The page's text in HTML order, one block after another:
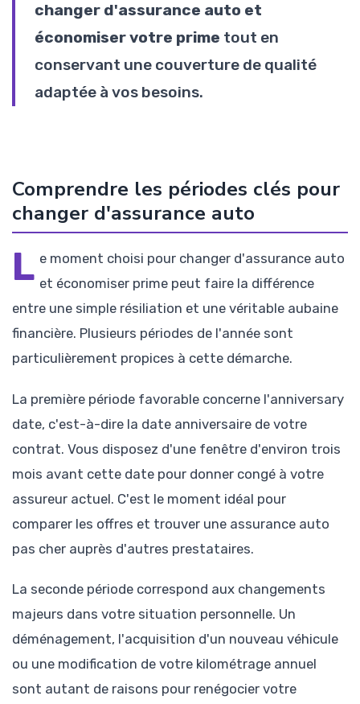
changer d'assurance auto et
économiser votre prime tout en
conservant une couverture de qualité
adaptée à vos besoins.
Comprendre les périodes clés pour
changer d'assurance auto
L e moment choisi pour changer d'assurance auto
et économiser prime peut faire la différence
entre une simple résiliation et une véritable aubaine
financière. Plusieurs périodes de l'année sont
particulièrement propices à cette démarche.
La première période favorable concerne l'anniversary
date, c'est-à-dire la date anniversaire de votre
contrat. Vous disposez d'une fenêtre d'environ trois
mois avant cette date pour donner congé à votre
assureur actuel. C'est le moment idéal pour
comparer les offres et trouver une assurance auto
pas cher auprès d'autres prestataires.
La seconde période correspond aux changements
majeurs dans votre situation personnelle. Un
déménagement, l'acquisition d'un nouveau véhicule
ou une modification de votre kilométrage annuel
sont autant de raisons pour renégocier votre